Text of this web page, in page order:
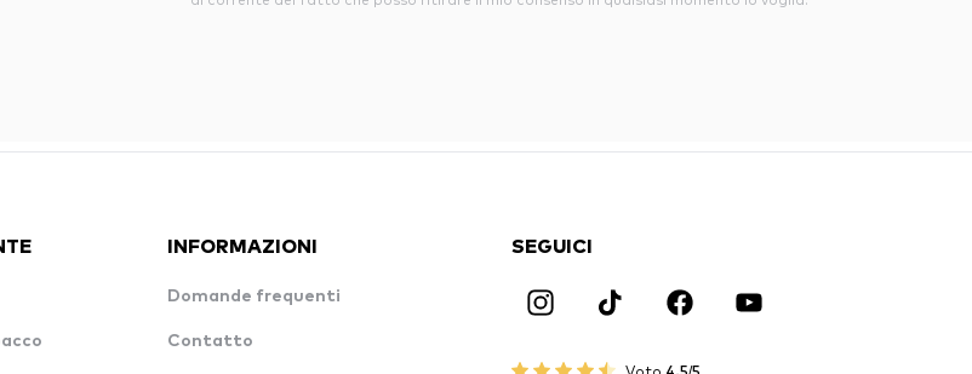
INFORMAZIONI
Domande frequenti
Contatto
SEGUICI